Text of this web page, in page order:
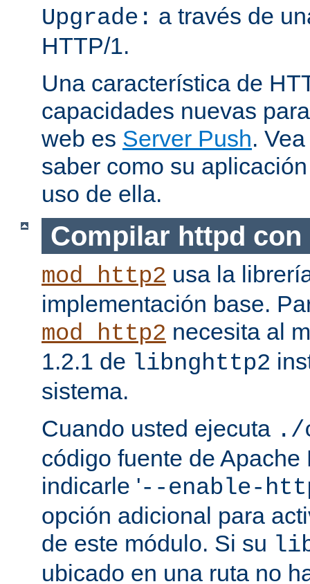
Upgrade: a través de
HTTP/1.
Una característica de
capacidades nuevas
web es Server Push.
saber como su
uso de ella.
Compilar httpd con
mod_http2 usa la
implementación base.
mod_http2 necesita al
1.2.1 de libnghttp2
sistema.
Cuando usted ejecuta ./
código fuente de
indicarle '--enable-
opción adicional para
de este módulo. Si su
ubicado en una ruta no